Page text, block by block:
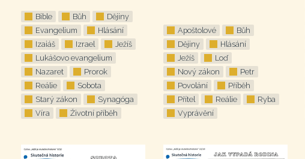
Bible Bůh
Dějiny
Evangelium
Hlásání
Izaiáš
Izrael
Ježíš
Lukášovo evangelium
Nazaret
Prorok
Reálie
Sobota
Starý zákon
Synagóga
Víra
Životní příběh
Apoštolové
Bůh
Dějiny
Hlásání
Ježíš
Loď
Nový zákon
Petr
Povolání
Příběh
Přítel
Reálie
Ryba
Vyprávění